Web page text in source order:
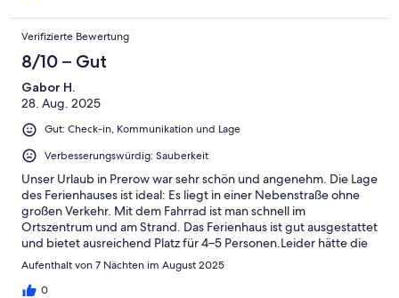
Verifizierte Bewertung
8/10 – Gut
Gabor H.
28. Aug. 2025
Gut: Check-in, Kommunikation und Lage
Verbesserungswürdig: Sauberkeit
Unser Urlaub in Prerow war sehr schön und angenehm. Die Lage
des Ferienhauses ist ideal: Es liegt in einer Nebenstraße ohne
großen Verkehr. Mit dem Fahrrad ist man schnell im
Ortszentrum und am Strand. Das Ferienhaus ist gut ausgestattet
und bietet ausreichend Platz für 4–5 Personen.Leider hätte die
Sauberkeit besser sein können – fast alles war staubig, sodass
wir viel nachwischen mussten. Der Gastgeber ist jedoch sehr
nett, hilfsbereit und die Kommunikation verlief
Aufenthalt von 7 Nächten im August 2025
0